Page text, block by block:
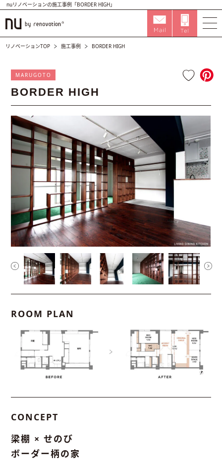
nuリノベーションの施工事例「BORDER HIGH」
リノベーションTOP 施工事例 BORDER HIGH
MARUGOTO
BORDER HIGH
ROOM PLAN
CONCEPT
梁棚 × せのび
ボーダー柄の家